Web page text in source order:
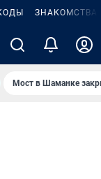
ЗНАКОМСТВА
Мост в Шаманке